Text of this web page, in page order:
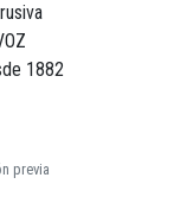
1882
previa